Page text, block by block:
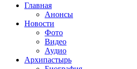
Главная
Анонсы
Новости
Фото
Видео
Аудио
Архипастырь